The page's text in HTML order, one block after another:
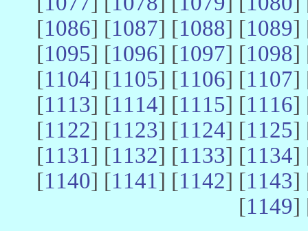
[1086] [1087] [1088] [1089]
[1095] [1096] [1097] [1098]
[1104] [1105] [1106] [1107]
[1113] [1114] [1115] [1116]
[1122] [1123] [1124] [1125]
[1131] [1132] [1133] [1134]
[1140] [1141] [1142] [1143]
[1149]